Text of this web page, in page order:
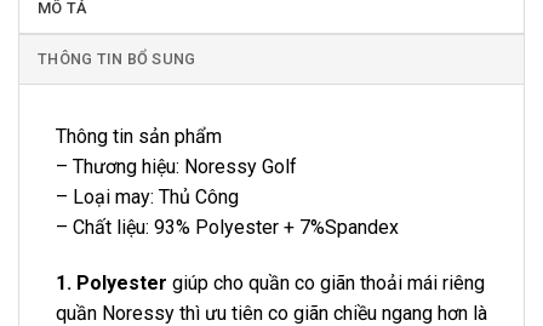
MÔ TẢ
THÔNG TIN BỔ SUNG
Thông tin sản phẩm
– Thương hiệu: Noressy Golf
– Loại may: Thủ Công
– Chất liệu: 93% Polyester + 7%Spandex
1. Polyester giúp cho quần co giãn thoải mái riêng
quần Noressy thì ưu tiên co giãn chiều ngang hơn là